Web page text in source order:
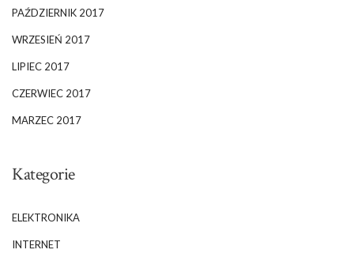
PAŹDZIERNIK 2017
WRZESIEŃ 2017
LIPIEC 2017
CZERWIEC 2017
MARZEC 2017
Kategorie
ELEKTRONIKA
INTERNET